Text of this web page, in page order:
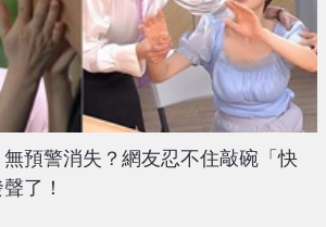
預警消失？網友忍不住敲碗「快
了！